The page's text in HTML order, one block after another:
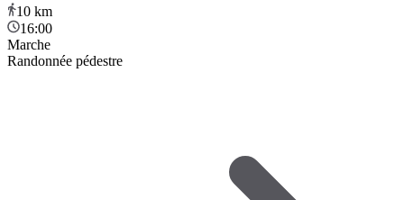
10 km
16:00
Marche
Randonnée pédestre